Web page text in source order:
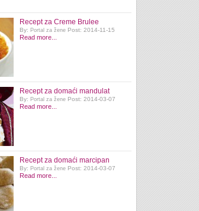
Recept za Creme Brulee
By: Portal za žene Post: 2014-11-15
Read more...
Recept za domaći mandulat
By: Portal za žene Post: 2014-03-07
Read more...
Recept za domaći marcipan
By: Portal za žene Post: 2014-03-07
Read more...